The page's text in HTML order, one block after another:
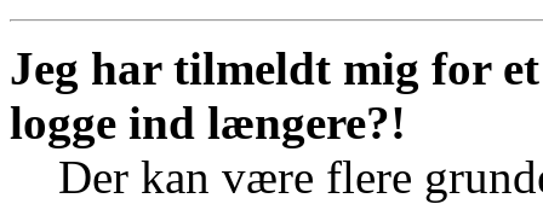
Jeg har tilmeldt mig for
logge ind længere?!
Der kan være flere